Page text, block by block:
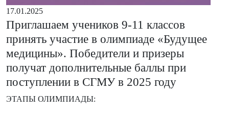
17.01.2025
Приглашаем учеников 9-11 классов
принять участие в олимпиаде «Будущее
медицины». Победители и призеры
получат дополнительные баллы при
поступлении в СГМУ в 2025 году
ЭТАПЫ ОЛИМПИАДЫ: